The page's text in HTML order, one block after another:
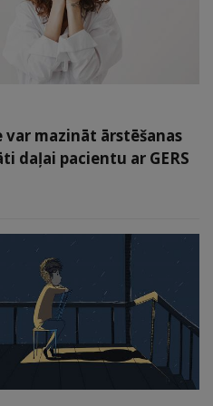
var mazināt ārstēšanas
daļai pacientu ar GERS